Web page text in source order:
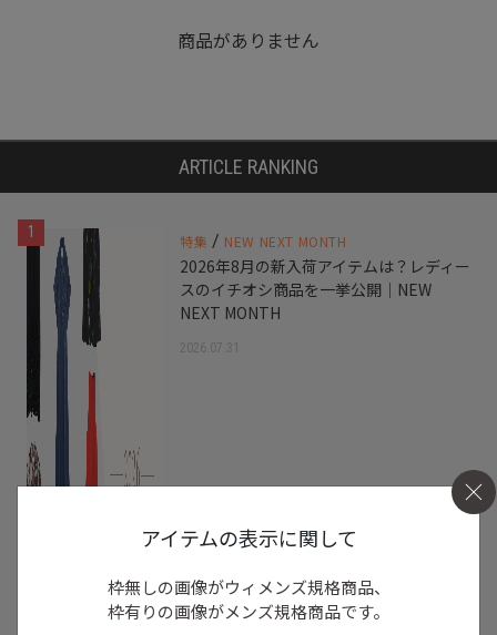
商品がありません
ARTICLE RANKING
1 特集 / NEW NEXT MONTH
2026年8月の新入荷アイテムは？レディー
スのイチオシ商品を一挙公開｜NEW
NEXT MONTH
2026.07.31
アイテムの表示に関して
枠無しの画像がウィメンズ規格商品、
枠有りの画像がメンズ規格商品です。